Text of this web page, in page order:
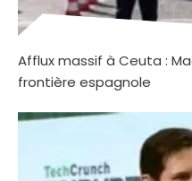
Afflux massif à Ceuta :
frontière espagnole